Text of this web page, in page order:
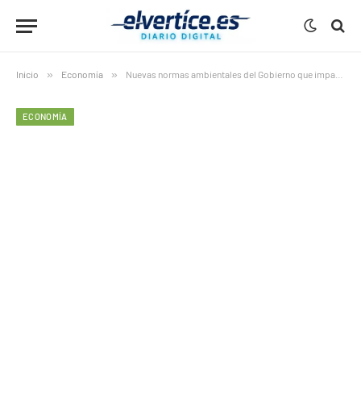
Inicio » Economía » Nuevas normas ambientales del Gobierno que impactarán en viviendas
ECONOMÍA